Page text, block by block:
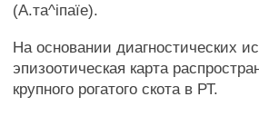
(А.та^іпаїе).
На основании диагностических
эпизоотическая карта
крупного рогатого скота в РТ.